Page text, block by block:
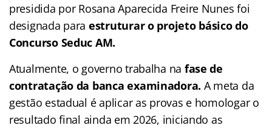
presidida por Rosana Aparecida Freire Nunes foi
designada para estruturar o projeto básico do
Concurso Seduc AM.
Atualmente, o governo trabalha na fase de
contratação da banca examinadora. A meta da
gestão estadual é aplicar as provas e homologar o
resultado final ainda em 2026, iniciando as